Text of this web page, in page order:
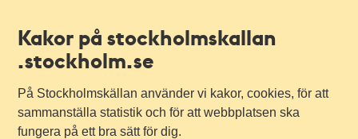
Kakor på stockholmskallan
.stockholm.se
På Stockholmskällan använder vi kakor, cookies, för att
sammanställa statistik och för att webbplatsen ska
fungera på ett bra sätt för dig.